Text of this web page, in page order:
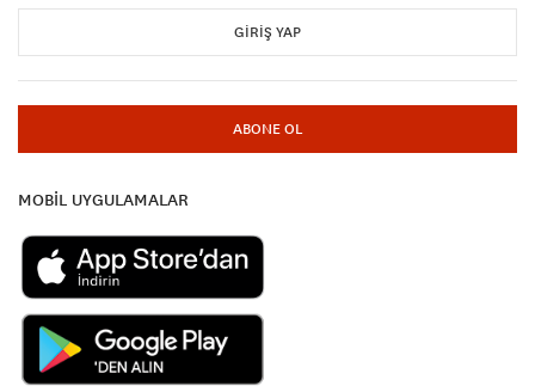
GIRIŞ YAP
ABONE OL
MOBİL UYGULAMALAR